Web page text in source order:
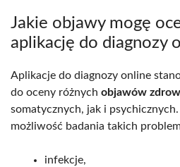
Jakie objawy mogę
aplikację do diagnozy
Aplikacje do diagnozy online
do oceny różnych objawów
somatycznych, jak i
możliwość badania takich
infekcje,